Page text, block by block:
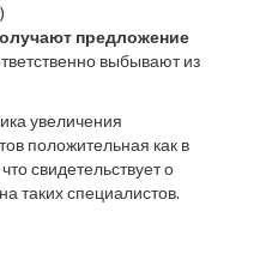
предложение
выбывают из
увеличения
положительная как в
свидетельствует о
таких специалистов.